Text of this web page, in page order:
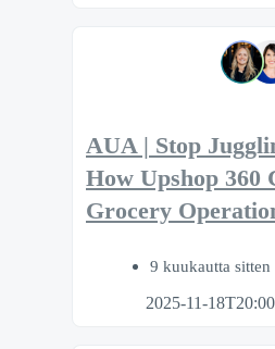
AUA | Stop
How Upshop 360
Grocery
9 kuukautta sitten
2025-11-